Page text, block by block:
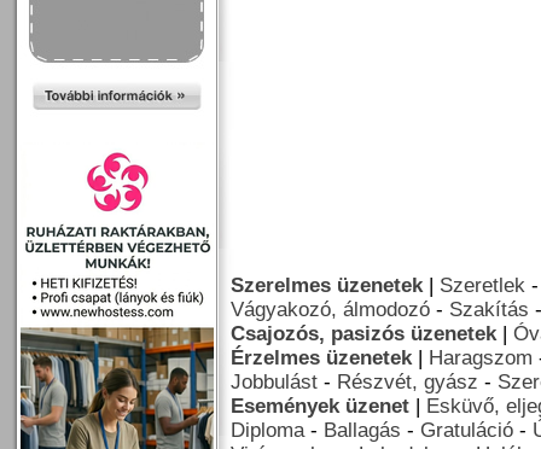
Szerelmes üzenetek| Szeretlek
Vágyakozó, álmodozó - Szakítás
Csajozós, pasizós üzenetek|
Érzelmes üzenetek| Haragszom
Jobbulást - Részvét, gyász -
Események üzenet | Esküvő,
Diploma- Ballagás - Gratuláció -